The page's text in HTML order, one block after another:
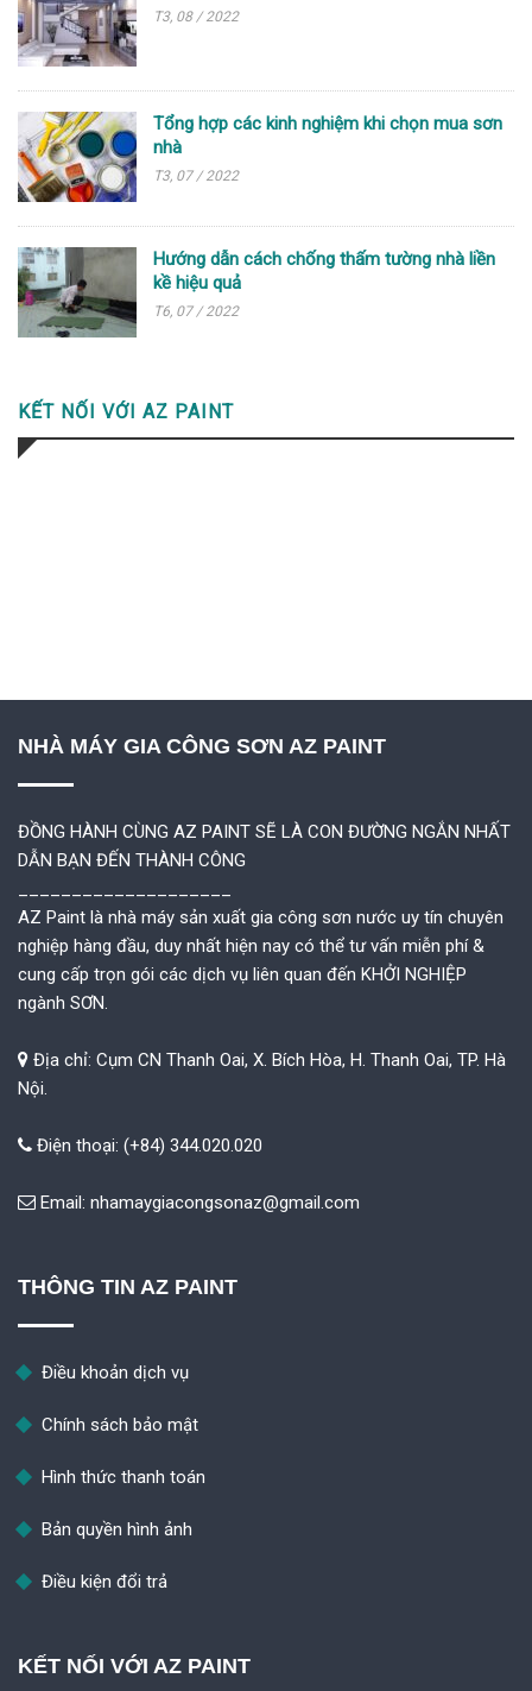
T3, 08 / 2022
Tổng hợp các kinh nghiệm khi chọn mua sơn
nhà
T3, 07 / 2022
Hướng dẫn cách chống thấm tường nhà liền
kề hiệu quả
T6, 07 / 2022
KẾT NỐI VỚI AZ PAINT
NHÀ MÁY GIA CÔNG SƠN AZ PAINT
ĐỒNG HÀNH CÙNG AZ PAINT SẼ LÀ CON ĐƯỜNG NGẮN NHẤT
DẪN BẠN ĐẾN THÀNH CÔNG
AZ Paint là nhà máy sản xuất gia công sơn nước uy tín chuyên
nghiệp hàng đầu, duy nhất hiện nay có thể tư vấn miễn phí &
cung cấp trọn gói các dịch vụ liên quan đến KHỞI NGHIỆP
ngành SƠN.
Địa chỉ: Cụm CN Thanh Oai, X. Bích Hòa, H. Thanh Oai, TP. Hà
Nội.
Điện thoại: (+84) 344.020.020
Email: nhamaygiacongsonaz@gmail.com
THÔNG TIN AZ PAINT
Điều khoản dịch vụ
Chính sách bảo mật
Hình thức thanh toán
Bản quyền hình ảnh
Điều kiện đổi trả
KẾT NỐI VỚI AZ PAINT